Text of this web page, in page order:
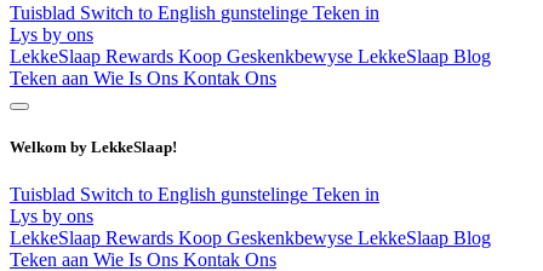
Tuisblad Switch to English gunstelinge Teken in
Lys by ons
LekkeSlaap Rewards Koop Geskenkbewyse LekkeSlaap Blog
Teken aan Wie Is Ons Kontak Ons
Welkom by LekkeSlaap!
Tuisblad Switch to English gunstelinge Teken in
Lys by ons
LekkeSlaap Rewards Koop Geskenkbewyse LekkeSlaap Blog
Teken aan Wie Is Ons Kontak Ons